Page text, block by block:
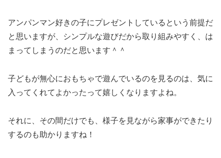
アンパンマン好きの子にプレゼントしているという前提だ
と思いますが、シンプルな遊びだから取り組みやすく、は
まってしまうのだと思います＾＾
子どもが無心におもちゃで遊んでいるのを見るのは、気に
入ってくれてよかったって嬉しくなりますよね。
それに、その間だけでも、様子を見ながら家事ができたり
するのも助かりますね！